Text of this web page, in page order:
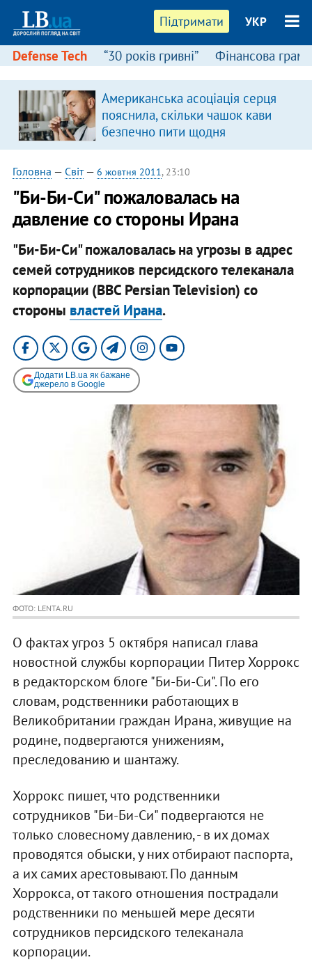
Підтримати УКР
Defense Tech “30 років гривні” Фінансова
Американська асоціація серця
пояснила, скільки чашок кави
безпечно пити щодня
Головна — Світ— 6 жовтня 2011, 23:10
"Би-Би-Си" пожаловалась на
давление со стороны Ирана
"Би-Би-Си" пожаловалась на угрозы в адрес
семей сотрудников персидского телеканала
корпорации (BBC Persian Television) со
стороны властей Ирана.
Додати LB.ua як бажане
джерело в Google
ФОТО: LENTA.RU
О фактах угроз 5 октября написал глава
новостной службы корпорации Питер Хоррокс
в редакторском блоге "Би-Би-Си". По его
словам, родственники работающих в
Великобритании граждан Ирана, живущие на
родине, подвергаются унижениям,
преследованию и шантажу.
Хоррокс пишет, что родственники
сотрудников "Би-Би-Си" подвергаются не
только словесному давлению, - в их домах
проводятся обыски, у них отбирают паспорта,
а их самих арестовывают. По данным
Хоррокса, от такого отношения пострадали
родственники по меньшей мере десяти
сотрудников персидского телеканала
корпорации.